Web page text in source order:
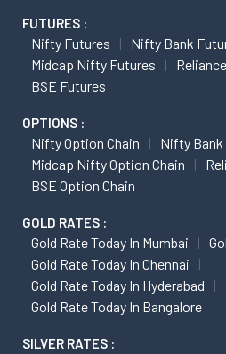
FUTURES :
Nifty Futures
Nifty Bank
Midcap Nifty Futures
BSE Futures
OPTIONS :
Nifty Option Chain
Nifty Bank
Midcap Nifty Option Chain
BSE Option Chain
GOLD RATES :
Gold Rate Today In Mumbai
Gold Rate Today In Chennai
Gold Rate Today In Hyderabad
Gold Rate Today In Bangalore
SILVER RATES :